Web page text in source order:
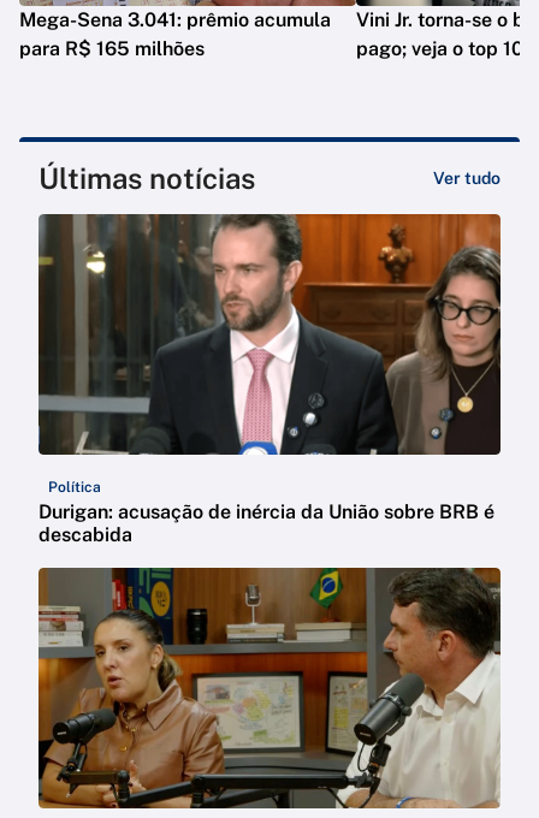
Mega-Sena 3.041: prêmio acumula
para R$ 165 milhões
Vini Jr. torna-se o
pago; veja o top 10
Últimas notícias Ver tudo
Política
Durigan: acusação de inércia da União sobre BRB é
descabida